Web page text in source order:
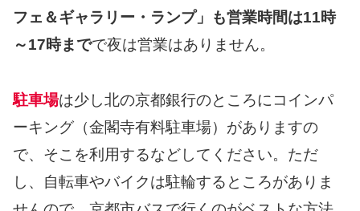
フェ＆ギャラリー・ランプ」も営業時間は11時
～17時までで夜は営業はありません。
駐車場は少し北の京都銀行のところにコインパ
ーキング（金閣寺有料駐車場）がありますの
で、そこを利用するなどしてください。ただ
し、自転車やバイクは駐輪するところがありま